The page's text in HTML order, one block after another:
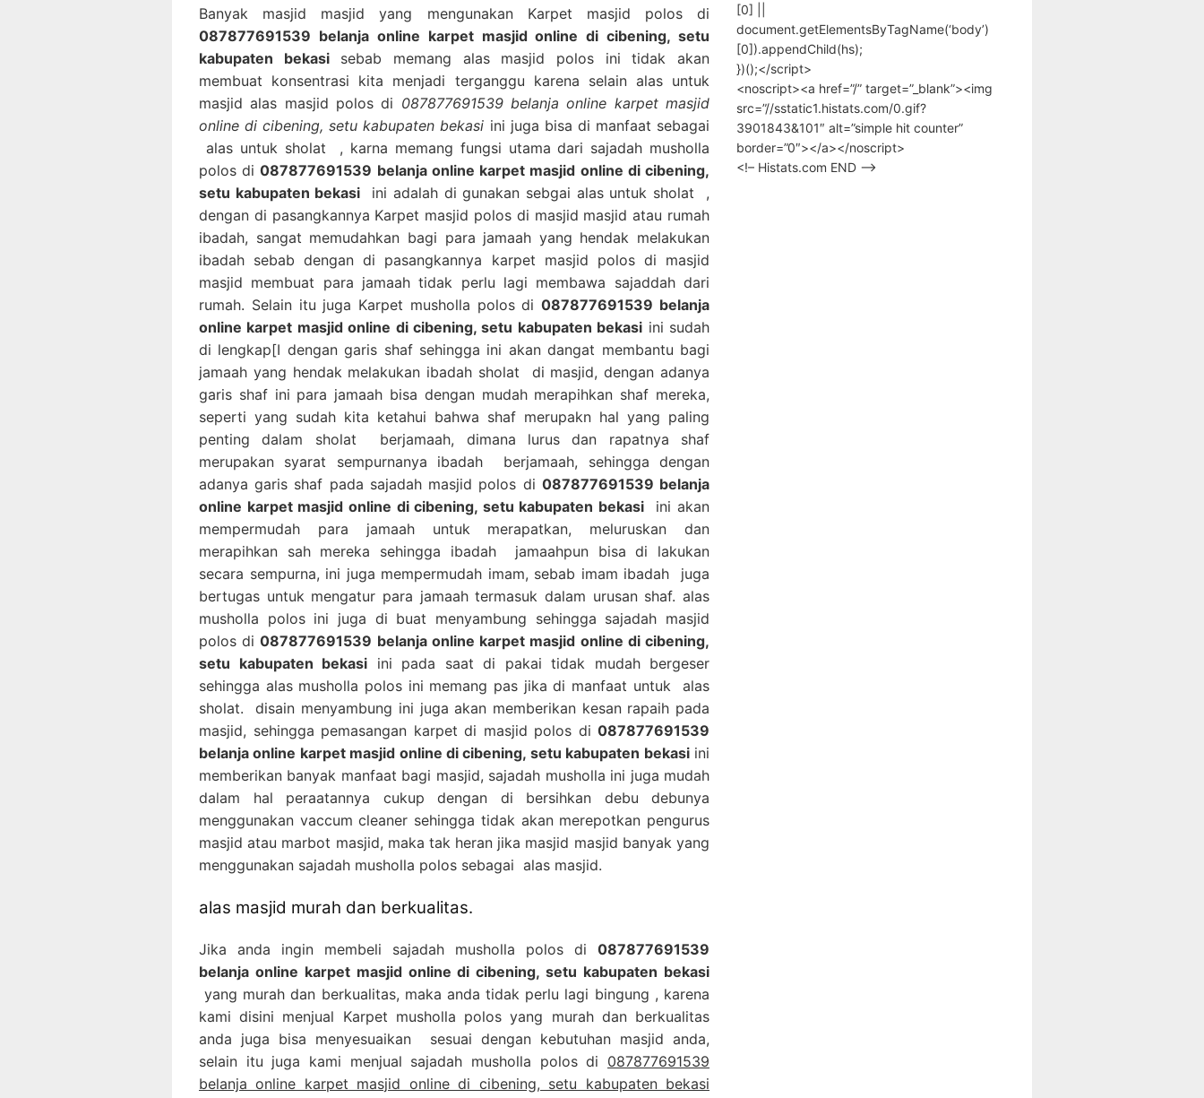
Banyak masjid masjid yang mengunakan Karpet masjid polos di
087877691539 belanja online karpet masjid online di cibening, setu
kabupaten bekasisebab memang alas masjid polos ini tidak akan
membuat konsentrasi kita menjadi terganggu karena selain alas untuk
masjid alas masjid polos di 087877691539 belanja online karpet masjid
online di cibening, setu kabupaten bekasi ini juga bisa di manfaat sebagai
alas untuk sholat , karna memang fungsi utama dari sajadah musholla
polos di087877691539 belanja online karpet masjid online di cibening,
setu kabupaten bekasi ini adalah di gunakan sebgai alas untuk sholat ,
dengan di pasangkannya Karpet masjid polos di masjid masjid atau rumah
ibadah, sangat memudahkan bagi para jamaah yang hendak melakukan
ibadah sebab dengan di pasangkannya karpet masjid polos di masjid
masjid membuat para jamaah tidak perlu lagi membawa sajaddah dari
rumah. Selain itu juga Karpet musholla polos di087877691539 belanja
online karpet masjid online di cibening, setu kabupaten bekasi ini sudah
di lengkap[I dengan garis shaf sehingga ini akan dangat membantu bagi
jamaah yang hendak melakukan ibadah sholat di masjid, dengan adanya
garis shaf ini para jamaah bisa dengan mudah merapihkan shaf mereka,
seperti yang sudah kita ketahui bahwa shaf merupakn hal yang paling
penting dalam sholat berjamaah, dimana lurus dan rapatnya shaf
merupakan syarat sempurnanya ibadah berjamaah, sehingga dengan
adanya garis shaf pada sajadah masjid polos di 087877691539 belanja
online karpet masjid online di cibening, setu kabupaten bekasi ini akan
mempermudah para jamaah untuk merapatkan, meluruskan dan
merapihkan sah mereka sehingga ibadah jamaahpun bisa di lakukan
secara sempurna, ini juga mempermudah imam, sebab imam ibadah juga
bertugas untuk mengatur para jamaah termasuk dalam urusan shaf. alas
musholla polos ini juga di buat menyambung sehingga sajadah masjid
polos di087877691539 belanja online karpet masjid online di cibening,
setu kabupaten bekasi ini pada saat di pakai tidak mudah bergeser
sehingga alas musholla polos ini memang pas jika di manfaat untuk alas
sholat. disain menyambung ini juga akan memberikan kesan rapaih pada
masjid, sehingga pemasangan karpet di masjid polos di 087877691539
belanja online karpet masjid online di cibening, setu kabupaten bekasiini
memberikan banyak manfaat bagi masjid, sajadah musholla ini juga mudah
dalam hal peraatannya cukup dengan di bersihkan debu debunya
menggunakan vaccum cleaner sehingga tidak akan merepotkan pengurus
masjid atau marbot masjid, maka tak heran jika masjid masjid banyak yang
menggunakan sajadah musholla polos sebagai alas masjid.
alas masjid murah dan berkualitas.
Jika anda ingin membeli sajadah musholla polos di 087877691539
belanja online karpet masjid online di cibening, setu kabupaten bekasi
yang murah dan berkualitas, maka anda tidak perlu lagi bingung , karena
kami disini menjual Karpet musholla polos yang murah dan berkualitas
anda juga bisa menyesuaikan sesuai dengan kebutuhan masjid anda,
selain itu juga kami menjual sajadah musholla polos di 087877691539
belanja online karpet masjid online di cibening, setu kabupaten bekasi
[0] ||
document.getElementsByTagName(‘body’)
[0]).appendChild(hs);
})();</script>
<noscript><a href=”/” target=”_blank”><img
src=”//sstatic1.histats.com/0.gif?
3901843&101″ alt=”simple hit counter”
border=”0″></a></noscript>
<!– Histats.com END –>